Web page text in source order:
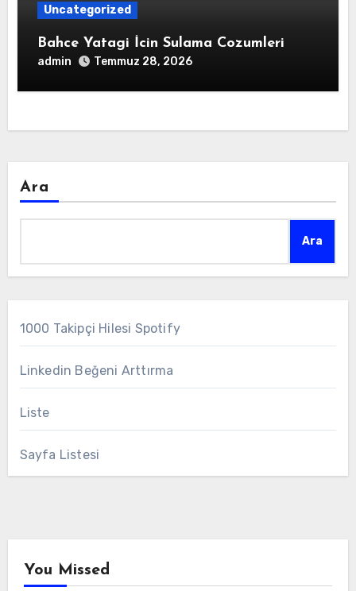
Uncategorized
Bahce Yatagi İcin Sulama Cozumleri
admin Temmuz 28, 2026
Ara
Ara
1000 Takipçi Hilesi Spotify
Linkedin Beğeni Arttırma
Liste
Sayfa Listesi
You Missed